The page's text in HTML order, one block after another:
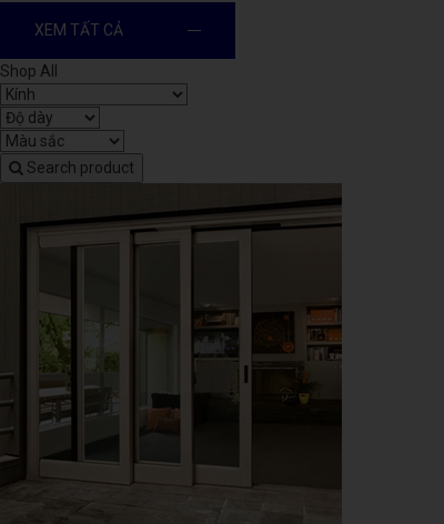
XEM TẤT CẢ
Shop All
Search product